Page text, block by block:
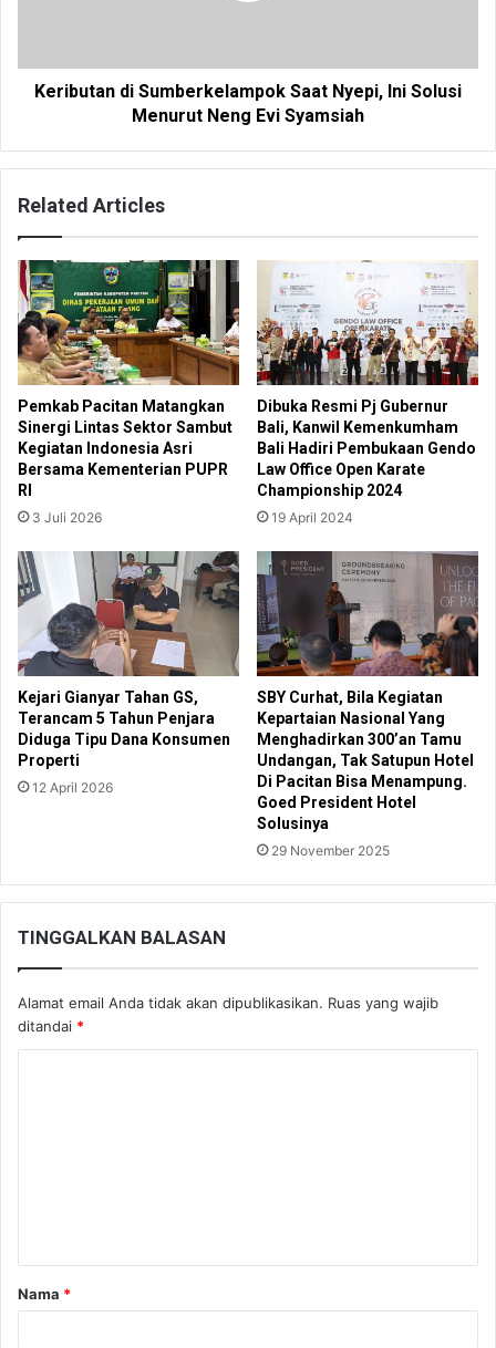
Keributan di Sumberkelampok Saat Nyepi, Ini Solusi
Menurut Neng Evi Syamsiah
Related Articles
Pemkab Pacitan Matangkan
Sinergi Lintas Sektor Sambut
Kegiatan Indonesia Asri
Bersama Kementerian PUPR
RI
3 Juli 2026
Dibuka Resmi Pj Gubernur
Bali, Kanwil Kemenkumham
Bali Hadiri Pembukaan Gendo
Law Office Open Karate
Championship 2024
19 April 2024
Kejari Gianyar Tahan GS,
Terancam 5 Tahun Penjara
Diduga Tipu Dana Konsumen
Properti
12 April 2026
SBY Curhat, Bila Kegiatan
Kepartaian Nasional Yang
Menghadirkan 300’an Tamu
Undangan, Tak Satupun Hotel
Di Pacitan Bisa Menampung.
Goed President Hotel
Solusinya
29 November 2025
TINGGALKAN BALASAN
Alamat email Anda tidak akan dipublikasikan. Ruas yang wajib
ditandai *
a
r
Nama *